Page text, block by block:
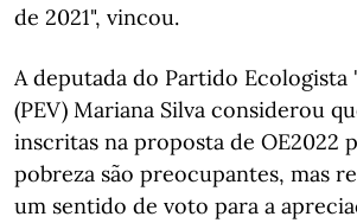
de 2021", vincou.
A deputada do Partido Ecologista
(PEV) Mariana Silva considerou
inscritas na proposta de OE2022
pobreza são preocupantes, mas
um sentido de voto para a